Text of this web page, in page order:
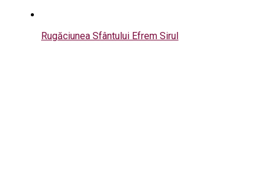
Rugăciunea Sfântului Efrem Sirul